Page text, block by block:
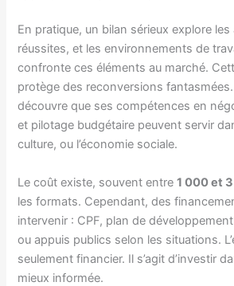
En pratique, un bilan sérieux explore
réussites, et les environnements de
confronte ces éléments au marché.
protège des reconversions
découvre que ses compétences en
et pilotage budgétaire peuvent servir
culture, ou l’économie sociale.
Le coût existe, souvent entre1 000 et
les formats. Cependant, des
intervenir : CPF, plan de
ou appuis publics selon les situations.
seulement financier. Il s’agit d’investir
mieux informée.